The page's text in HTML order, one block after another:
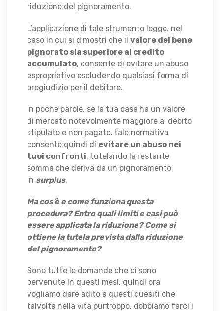
riduzione del pignoramento.
L’applicazione di tale strumento legge, nel
caso in cui si dimostri che il valore del bene
pignorato sia superiore al credito
accumulato, consente di evitare un abuso
espropriativo escludendo qualsiasi forma di
pregiudizio per il debitore.
In poche parole, se la tua casa ha un valore
di mercato notevolmente maggiore al debito
stipulato e non pagato, tale normativa
consente quindi di evitare un abuso nei
tuoi confronti, tutelando la restante
somma che deriva da un pignoramento
in surplus.
Ma cos’è e come funziona questa
procedura? Entro quali limiti e casi può
essere applicata la riduzione? Come si
ottiene la tutela prevista dalla riduzione
del pignoramento?
Sono tutte le domande che ci sono
pervenute in questi mesi, quindi ora
vogliamo dare adito a questi quesiti che
talvolta nella vita purtroppo, dobbiamo farci i